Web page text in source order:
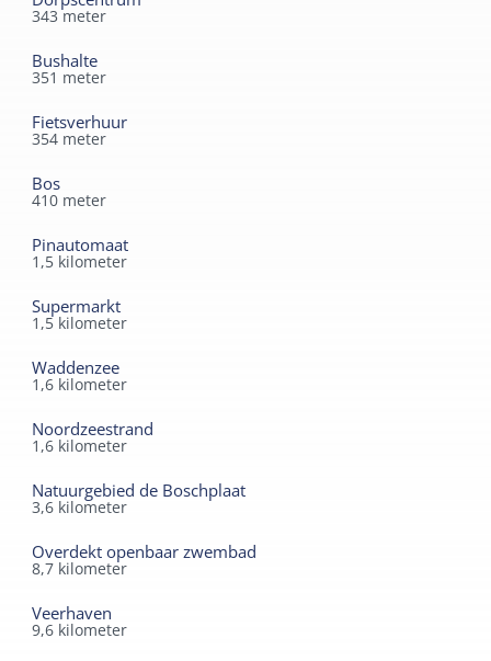
343 meter
Bushalte
351 meter
Fietsverhuur
354 meter
Bos
410 meter
Pinautomaat
1,5 kilometer
Supermarkt
1,5 kilometer
Waddenzee
1,6 kilometer
Noordzeestrand
1,6 kilometer
Natuurgebied de Boschplaat
3,6 kilometer
Overdekt openbaar zwembad
8,7 kilometer
Veerhaven
9,6 kilometer